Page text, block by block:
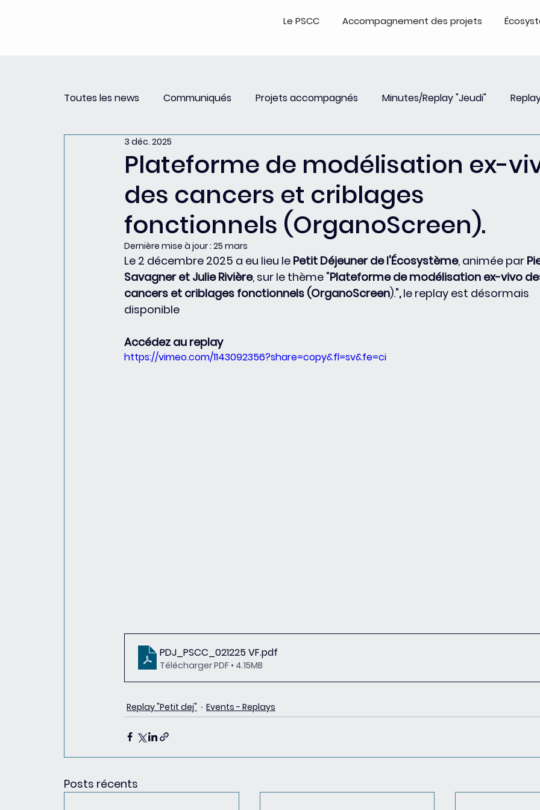
Le PSCC Accompagnement des projets
Toutes les news Communiqués Projets accompagnés Minutes/Replay "Jeudi"
Revue de Presse
Plateforme de modélisation ex-
des cancers et criblages
fonctionnels (OrganoScreen).
3 déc. 2025
Dernière mise à jour : 25 mars
Le 2 décembre 2025 a eu lieu le Petit Déjeuner de l'Écosystème, animée par
Savagner et Julie Rivière, sur le thème "Plateforme de modélisation ex-vivo
cancers et criblages fonctionnels (OrganoScreen).", le replay est désormais
disponible
Accédez au replay
https://vimeo.com/1143092356?share=copy&fl=sv&fe=ci
PDJ_PSCC_021225 VF.pdf
Télécharger PDF • 4.15MB
Replay "Petit dej" Events - Replays
Posts récents